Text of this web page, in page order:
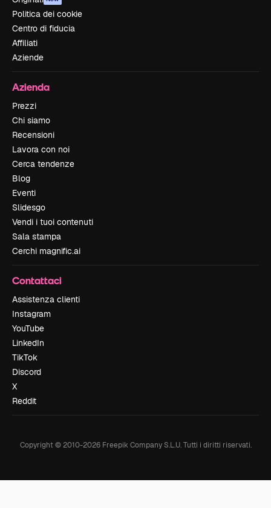
Politica dei cookie
Centro di fiducia
Affiliati
Aziende
Azienda
Prezzi
Chi siamo
Recensioni
Lavora con noi
Cerca tendenze
Blog
Eventi
Slidesgo
Vendi i tuoi contenuti
Sala stampa
Cerchi magnific.ai
Contattaci
Assistenza clienti
Instagram
YouTube
LinkedIn
TikTok
Discord
X
Reddit
Copyright © 2010-2026Freepik Company S.L.U. Tutti i diritti riservati.